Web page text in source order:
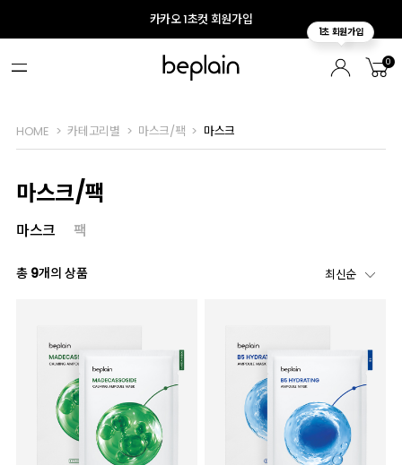
카카오 1초컷 회원가입
0
HOME 카테고리별 마스크/팩 마스크
마스크/팩
마스크 팩
총 9개의 상품